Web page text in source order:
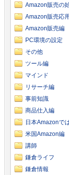
Amazon販売の
Amazon販売応
Amazon販売編
PC環境の設定
その他
ツール編
マインド
リサーチ編
事前知識
商品仕入編
日本Amazonで
米国Amazon編
講師
鎌倉ライフ
鎌倉情報